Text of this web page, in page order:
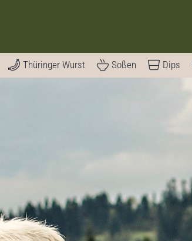
Thüringer Wurst Soßen Dips